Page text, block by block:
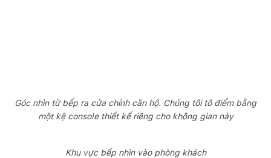
Góc nhìn từ bếp ra cửa chính căn hộ. Chúng tôi tô điểm bằng
một kệ console thiết kế riêng cho không gian này
Khu vực bếp nhìn vào phòng khách